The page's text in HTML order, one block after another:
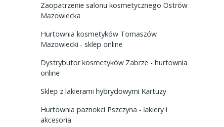
Zaopatrzenie salonu kosmetycznego Ostrów
Mazowiecka
Hurtownia kosmetyków Tomaszów
Mazowiecki - sklep online
Dystrybutor kosmetyków Zabrze - hurtownia
online
Sklep z lakierami hybrydowymi Kartuzy
Hurtownia paznokci Pszczyna - lakiery i
akcesoria